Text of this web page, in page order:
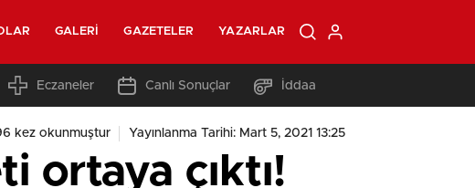
GALERI GAZETELER YAZARLAR
Eczaneler Canlı Sonuçlar İddaa
kez okunmuştur Yayınlanma Tarihi: Mart 5, 2021 13:25
ortaya çıktı!